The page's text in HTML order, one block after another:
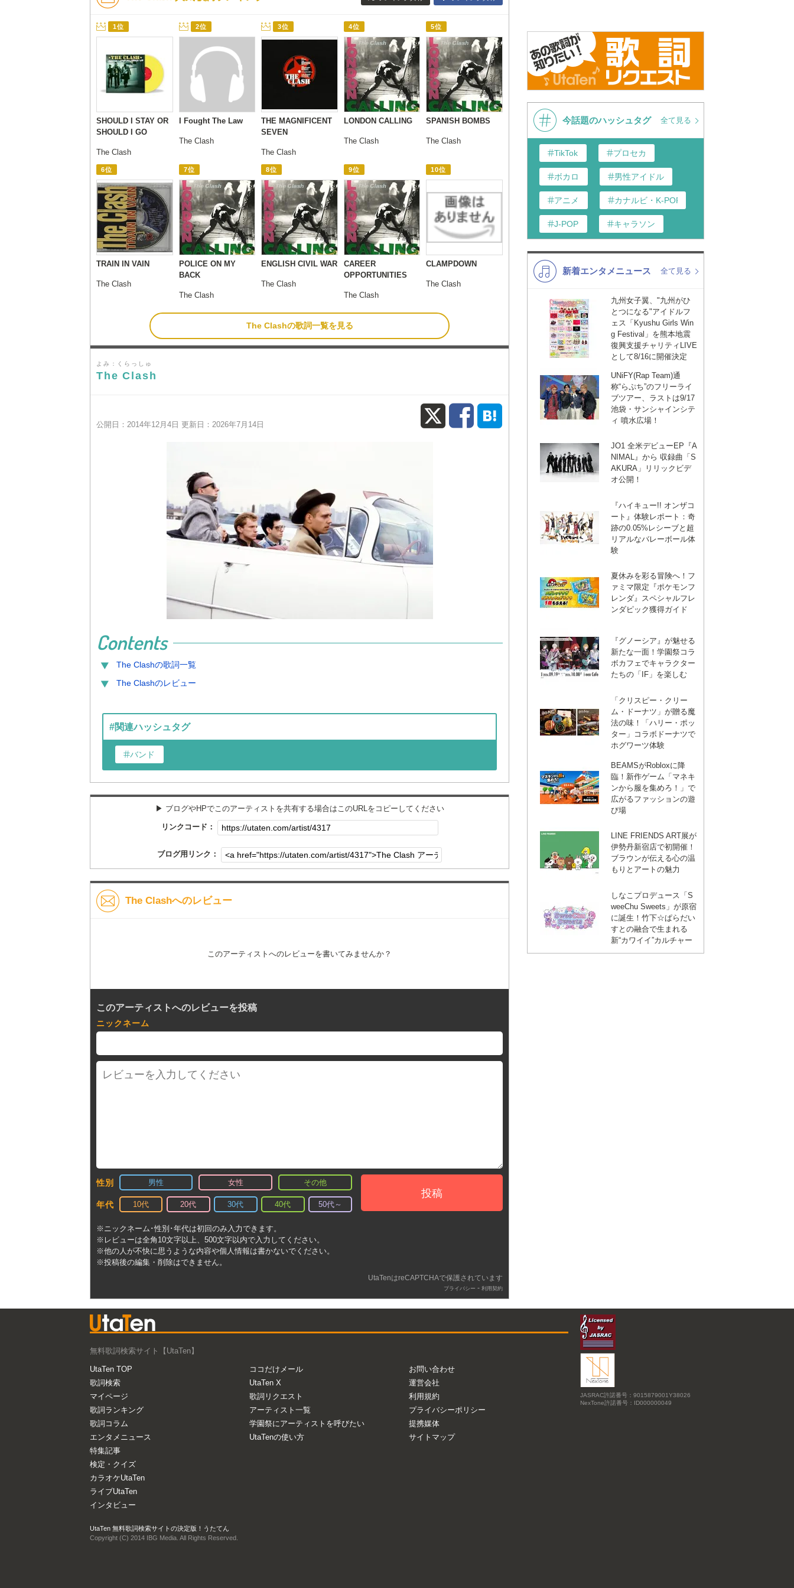
1位
SHOULD I STAY OR
SHOULD I GO
The Clash
2位
I Fought The Law
The Clash
3位
THE MAGNIFICENT
SEVEN
The Clash
4位
LONDON CALLING
The Clash
5位
SPANISH BOMBS
The Clash
6位
TRAIN IN VAIN
The Clash
7位
POLICE ON MY
BACK
The Clash
8位
ENGLISH CIVIL WAR
The Clash
9位
CAREER
OPPORTUNITIES
The Clash
10位
CLAMPDOWN
The Clash
The Clashの歌詞一覧を見る
よみ：くらっしゅ
The Clash
公開日：2014年12月4日 更新日：2026年7月14日 X Facebook
Contents
The Clashの歌詞一覧
The Clashのレビュー
#関連ハッシュタグ
バンド
▶︎ ブログやHPでこのアーティストを共有する場合はこのURLをコピーしてください
リンクコード：
ブログ用リンク：
The Clashへのレビュー
このアーティストへのレビューを書いてみませんか？
このアーティストへのレビューを投稿
ニックネーム
性別 男性 女性 その他
年代 10代 20代 30代 40代 50代～
投稿
※ニックネーム･性別･年代は初回のみ入力できます。
※レビューは全角10文字以上、500文字以内で入力してください。
※他の人が不快に思うような内容や個人情報は書かないでください。
※投稿後の編集・削除はできません。
UtaTenはreCAPTCHAで保護されています
プライバシー - 利用契約
今話題のハッシュタグ 全て見る
TikTok プロセカ
ボカロ 男性アイドル
アニメ カナルビ・K-POP和訳
J-POP キャラソン
K-POP 演歌・歌謡
洋楽
VTuber ディズニー
新着エンタメニュース 全て見る
九州女子翼、"九州がひ
とつになる"アイドルフ
ェス「Kyushu Girls Win
g Festival」を熊本地震
復興支援チャリティLIVE
として8/16に開催決定
UNiFY(Rap Team)通
称“らぷち”のフリーライ
ブツアー、ラストは9/17
池袋・サンシャインシテ
ィ 噴水広場！
JO1 全米デビューEP『A
NIMAL』から 収録曲「S
AKURA」リリックビデ
オ公開！
『ハイキュー!! オンザコ
ート』体験レポート：奇
跡の0.05%レシーブと超
リアルなバレーボール体
験
夏休みを彩る冒険へ！フ
ァミマ限定『ポケモンフ
レンダ』スペシャルフレ
ンダピック獲得ガイド
『グノーシア』が魅せる
新たな一面！学園祭コラ
ボカフェでキャラクター
たちの「IF」を楽しむ
「クリスピー・クリー
ム・ドーナツ」が贈る魔
法の味！「ハリー・ポッ
ター」コラボドーナツで
ホグワーツ体験
BEAMSがRobloxに降
臨！新作ゲーム「マネキ
ンから服を集めろ！」で
広がるファッションの遊
び場
LINE FRIENDS ART展が
伊勢丹新宿店で初開催！
ブラウンが伝える心の温
もりとアートの魅力
しなこプロデュース「S
weeChu Sweets」が原宿
に誕生！竹下☆ぱらだい
すとの融合で生まれる
新“カワイイ”カルチャー
無料歌詞検索サイト【UtaTen】
UtaTen TOP
歌詞検索
マイページ
歌詞ランキング
歌詞コラム
エンタメニュース
特集記事
検定・クイズ
カラオケUtaTen
ライブUtaTen
インタビュー
ココだけメール
UtaTen X
歌詞リクエスト
アーティスト一覧
学園祭にアーティストを呼びたい
UtaTenの使い方
お問い合わせ
運営会社
利用規約
プライバシーポリシー
提携媒体
サイトマップ
UtaTen 無料歌詞検索サイトの決定版！うたてん
Copyright (C) 2014 IBG Media. All Rights Reserved.
JASRAC許諾番号：9015879001Y38026
NexTone許諾番号：ID000000049